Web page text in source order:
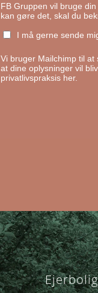
FB Gruppen vil bruge
kan gøre det, skal du
I må gerne sende
Vi bruger Mailchimp til at
at dine oplysninger vil
privatlivspraksis her.